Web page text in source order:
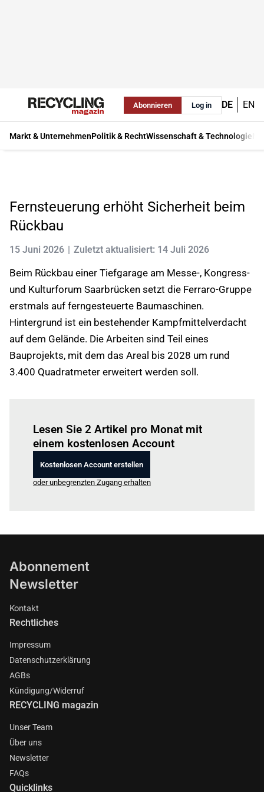
Abonnieren Log in DE EN
Markt & UnternehmenPolitik & RechtWissenschaft & Technologie
Fernsteuerung erhöht Sicherheit beim
Rückbau
15 Juni 2026 Zuletzt aktualisiert: 14 Juli 2026
Beim Rückbau einer Tiefgarage am Messe-, Kongress-
und Kulturforum Saarbrücken setzt die Ferraro-Gruppe
erstmals auf ferngesteuerte Baumaschinen.
Hintergrund ist ein bestehender Kampfmittelverdacht
auf dem Gelände. Die Arbeiten sind Teil eines
Bauprojekts, mit dem das Areal bis 2028 um rund
3.400 Quadratmeter erweitert werden soll.
Lesen Sie 2 Artikel pro Monat mit
einem kostenlosen Account
Kostenlosen Account erstellen
oder unbegrenzten Zugang erhalten
Abonnement
Newsletter
Kontakt
Rechtliches
Impressum
Datenschutzerklärung
AGBs
Kündigung/Widerruf
RECYCLING magazin
Unser Team
Über uns
Newsletter
FAQs
Quicklinks